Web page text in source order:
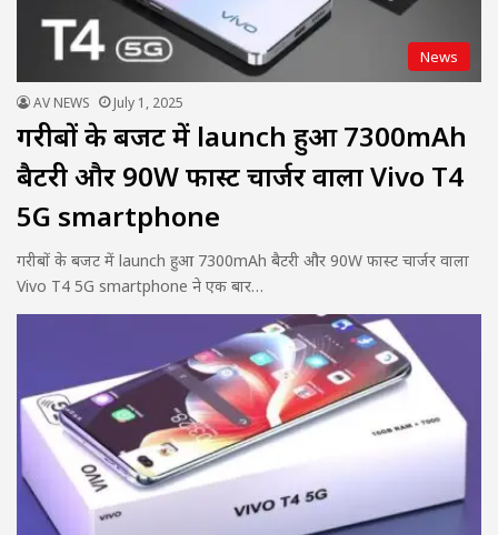
News
AV NEWS July 1, 2025
गरीबों के बजट में launch हुआ 7300mAh
बैटरी और 90W फास्ट चार्जर वाला Vivo T4
5G smartphone
गरीबों के बजट में launch हुआ 7300mAh बैटरी और 90W फास्ट चार्जर वाला
Vivo T4 5G smartphone ने एक बार…